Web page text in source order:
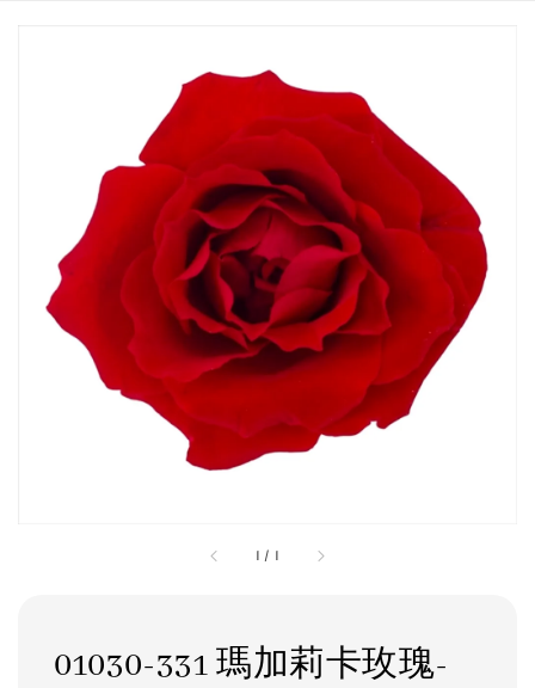
1 / 1
01030-331 瑪加莉卡玫瑰-